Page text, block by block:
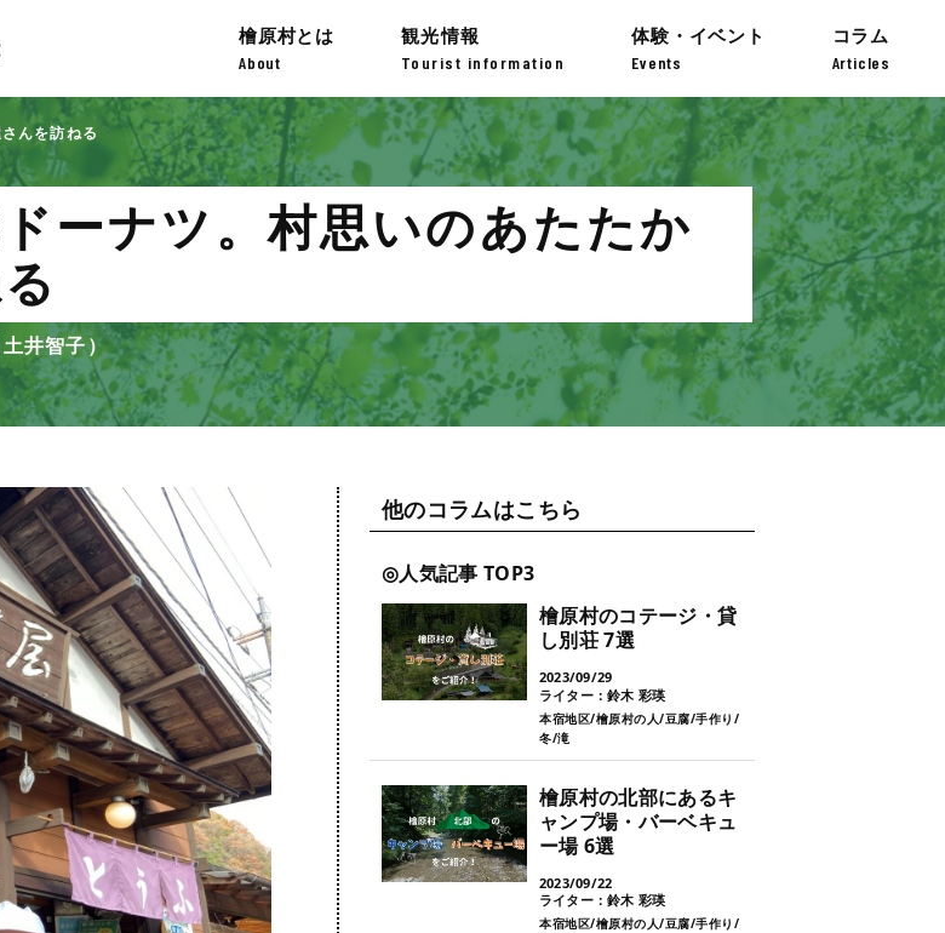
檜原村とは
About
観光情報
Tourist information
体験・イベント
Events
コラム
Articles
んを訪ねる
ーナツ。村思いのあたたか
井智子）
他のコラムはこちら
人気記事 TOP3
檜原村のコテージ・貸
し別荘 7選
2023/09/29
ライター：鈴木 彩瑛
本宿地区 檜原村の人 豆腐 手作り
冬 滝
檜原村の北部にあるキ
ャンプ場・バーベキュ
ー場 6選
2023/09/22
ライター：鈴木 彩瑛
本宿地区 檜原村の人 豆腐 手作り